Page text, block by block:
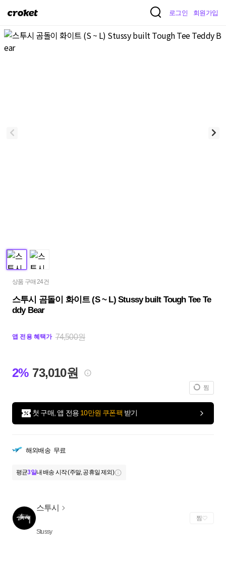
크
켓
로그인 회원가입
상품 구매 24건
스투시 곰돌이 화이트 (S ~ L) Stussy built Tough Tee Te
ddy Bear
앱 전용 혜택가 74,500원
2% 73,010원
찜
첫 구매, 앱 전용 10만원 쿠폰팩 받기
해외배송 무료
평균3일내 배송 시작 (주말, 공휴일 제외)
스투시
Stussy
찜